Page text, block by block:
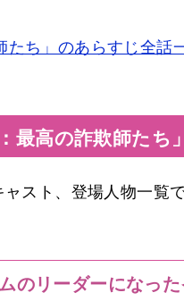
たち」のあらすじ全話
最高の詐欺師たち
スト、登場人物一覧で
のリーダーになっ